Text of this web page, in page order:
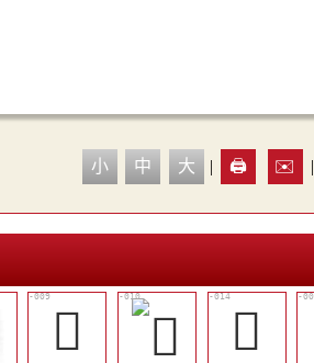
小 中 大 | 🖨️ ✉️ |
󷐫 󰹷